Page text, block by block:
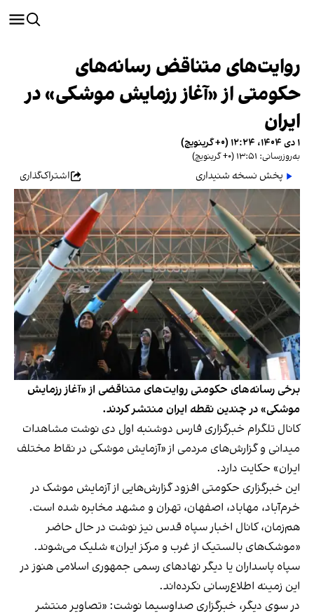
روایت‌های متناقض رسانه‌های
حکومتی از «آغاز رزمایش موشکی» در
ایران
۱ دی ۱۴۰۴، ۱۲:۲۴ (‎+۰ گرینویچ)
به‌روزرسانی: ۱۳:۵۱ (‎+۰ گرینویچ)
پخش نسخه شنیداری اشتراک‌گذاری
برخی رسانه‌های حکومتی روایت‌های متناقضی از «آغاز رزمایش
موشکی» در چندین نقطه ایران منتشر کردند.
کانال تلگرام خبرگزاری فارس دوشنبه اول دی نوشت مشاهدات
میدانی و گزارش‌های مردمی از «آزمایش موشکی در نقاط مختلف
ایران» حکایت دارد.
این خبرگزاری حکومتی افزود گزارش‌هایی از آزمایش موشک در
خرم‌آباد، مهاباد، اصفهان، تهران و مشهد مخابره شده است.
هم‌زمان، کانال اخبار سپاه قدس نیز نوشت در حال حاضر
«موشک‌های بالستیک از غرب و مرکز ایران» شلیک می‌شوند.
سپاه پاسداران یا دیگر نهادهای رسمی جمهوری اسلامی هنوز در
این زمینه اطلاع‌رسانی نکرده‌اند.
در سوی دیگر، خبرگزاری صداوسیما نوشت: «تصاویر منتشر